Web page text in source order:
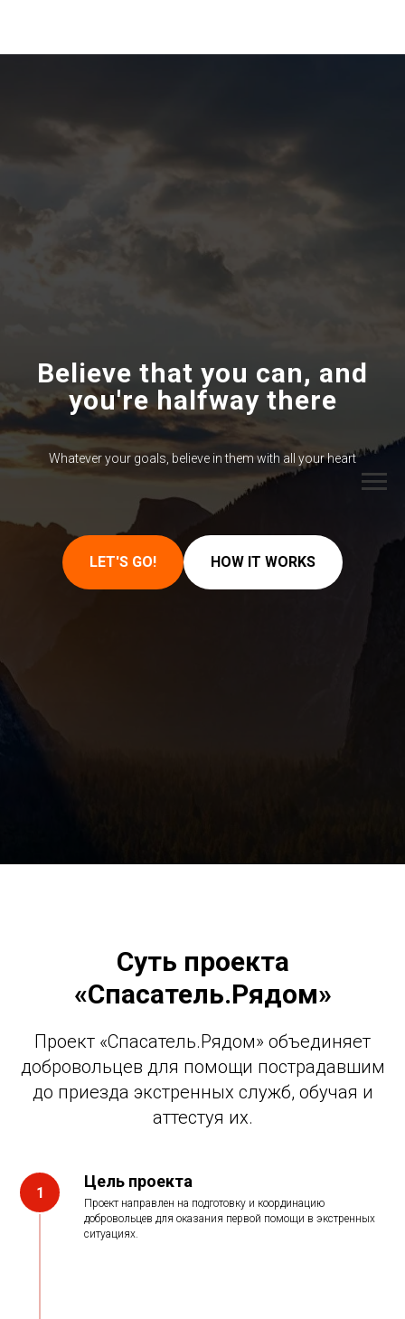
Believe that you can, and
you're halfway there
Whatever your goals, believe in them with all your heart
LET'S GO! HOW IT WORKS
Суть проекта
«Спасатель.Рядом»
Проект «Спасатель.Рядом» объединяет
добровольцев для помощи пострадавшим
до приезда экстренных служб, обучая и
аттестуя их.
Цель проекта
Проект направлен на подготовку и координацию
добровольцев для оказания первой помощи в экстренных
ситуациях.